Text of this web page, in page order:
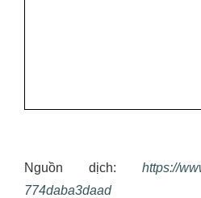
Nguồn dịch: https://
774daba3daad